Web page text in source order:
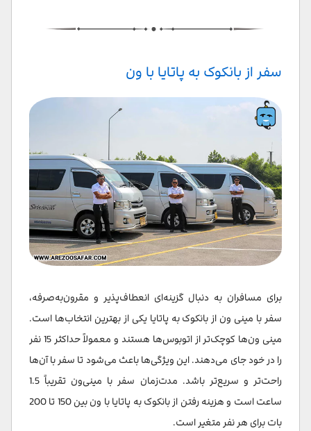
سفر از بانکوک به پاتایا با ون
برای مسافران به دنبال گزینه‌ای انعطاف‌پذیر و مقرون‌به‌صرفه،
سفر با مینی ون از بانکوک به پاتایا یکی از بهترین انتخاب‌ها است.
مینی ون‌ها کوچک‌تر از اتوبوس‌ها هستند و معمولاً حداکثر 15 نفر
را در خود جای می‌دهند. این ویژگی‌ها باعث می‌شود تا سفر با آن‌ها
راحت‌تر و سریع‌تر باشد. مدت‌زمان سفر با مینی‌ون تقریباً 1.5
ساعت است و هزینه رفتن از بانکوک به پاتایا با ون بین 150 تا 200
بات برای هر نفر متغیر است.